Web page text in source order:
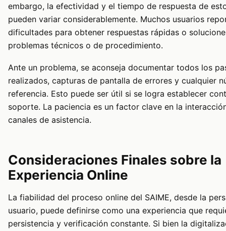
embargo, la efectividad y el tiempo de respuesta de
pueden variar considerablemente. Muchos usuarios
dificultades para obtener respuestas rápidas o
problemas técnicos o de procedimiento.
Ante un problema, se aconseja documentar todos los
realizados, capturas de pantalla de errores y cualquier
referencia. Esto puede ser útil si se logra establecer
soporte. La paciencia es un factor clave en la
canales de asistencia.
Consideraciones Finales sobre la
Experiencia Online
La fiabilidad del proceso online del SAIME, desde la
usuario, puede definirse como una experiencia que
persistencia y verificación constante. Si bien la